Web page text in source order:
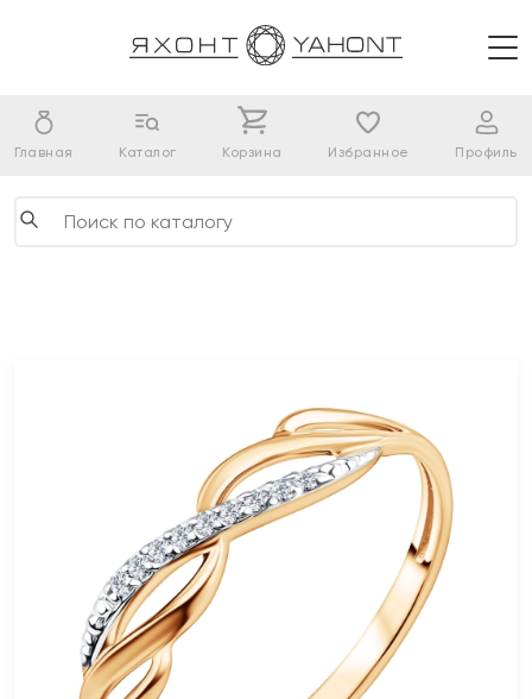
Главная Каталог Корзина Избранное Профиль